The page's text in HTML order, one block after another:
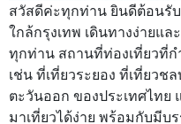
สวัสดีค่ะทุกท่าน ยินดีต้อนรับ
ใกล้กรุงเทพ เดินทางง่ายแ
ทุกท่าน สถานที่ท่องเที่ยวที่
เช่น ที่เที่ยวระยอง ที่เที่ยวช
ตะวันออก ของประเทศไทย
มาเที่ยวได้ง่าย พร้อมกับมีบ